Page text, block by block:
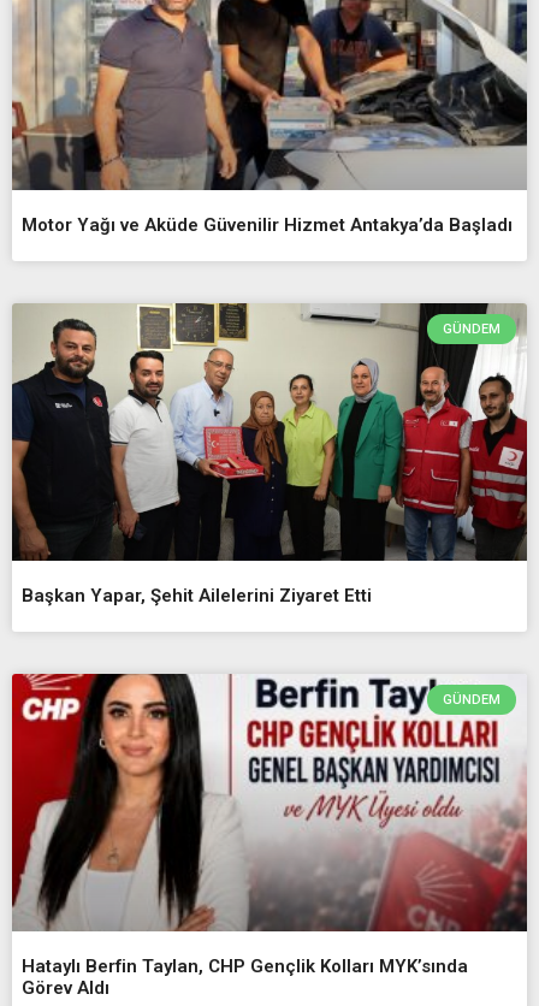
Motor Yağı ve Aküde Güvenilir Hizmet Antakya’da Başladı
GÜNDEM
Başkan Yapar, Şehit Ailelerini Ziyaret Etti
GÜNDEM
Hataylı Berfin Taylan, CHP Gençlik Kolları MYK’sında
Görev Aldı